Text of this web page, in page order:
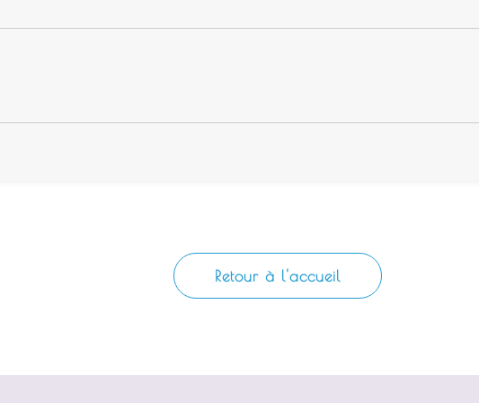
Retour à l'accueil